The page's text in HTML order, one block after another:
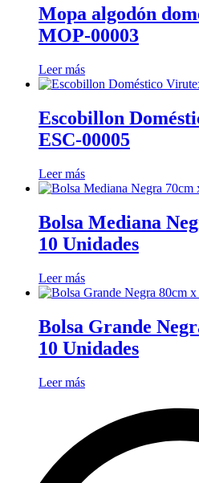
Mopa algodón
MOP-00003
Leer más
Escobillon
ESC-00005
Leer más
Bolsa Mediana
10 Unidades
Leer más
Bolsa Grande
10 Unidades
Leer más